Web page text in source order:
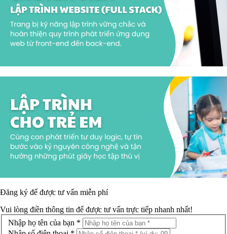
Đăng ký để được tư vấn miễn phí
Vui lòng điền thông tin để được tư vấn trực tiếp nhanh nhất!
Nhập họ tên của bạn *